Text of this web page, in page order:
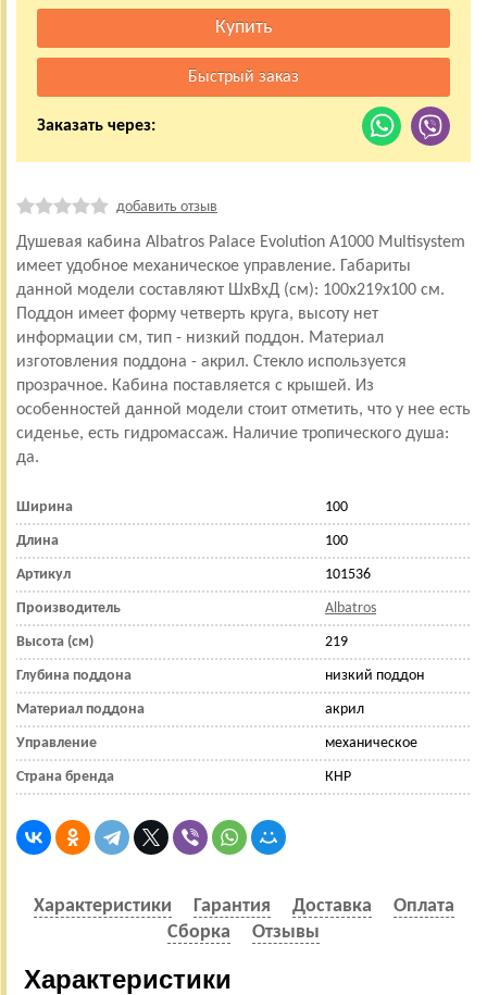
Заказать через:
добавить отзыв
Душевая кабина Albatros Palace Evolution A1000 Multisystem
имеет удобное механическое управление. Габариты
данной модели составляют ШхВхД (см): 100x219x100 см.
Поддон имеет форму четверть круга, высоту нет
информации см, тип - низкий поддон. Материал
изготовления поддона - акрил. Стекло используется
прозрачное. Кабина поставляется с крышей. Из
особенностей данной модели стоит отметить, что у нее есть
сиденье, есть гидромассаж. Наличие тропического душа:
да.
Ширина 100
Длина 100
Артикул 101536
Производитель Albatros
Высота (см) 219
Глубина поддона низкий поддон
Материал поддона акрил
Управление механическое
Страна бренда КНР
Характеристики Гарантия Доставка
Оплата
Сборка
Отзывы
Характеристики